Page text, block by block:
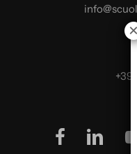
+39
facebook